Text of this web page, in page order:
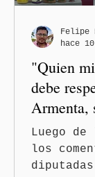
"Quien
debe
Armenta,
Salvatori
Luego
los
Felipe
hace